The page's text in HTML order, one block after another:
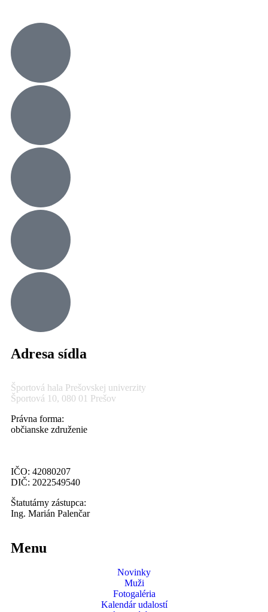
Adresa sídla
Športová hala Prešovskej univerzity
Športová 10, 080 01 Prešov
Právna forma:
občianske združenie
IČO: 42080207
DIČ: 2022549540
Štatutárny zástupca:
Ing. Marián Palenčar
Menu
Novinky
Muži
Fotogaléria
Kalendár udalostí